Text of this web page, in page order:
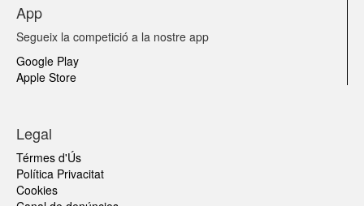
App
Segueix la competició a la nostre app
Google Play
Apple Store
Legal
Térmes d'Ús
Política Privacitat
Cookies